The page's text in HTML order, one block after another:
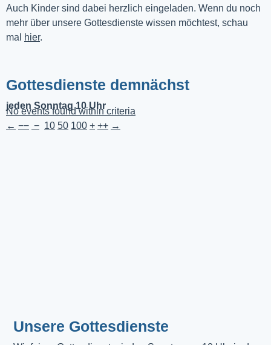
Auch Kinder sind dabei herzlich eingeladen. Wenn du noch
mehr über unsere Gottesdienste wissen möchtest, schau
mal
hier.
Gottesdienste demnächst
jeden Sonntag 10 Uhr
No events found within criteria
← −− − 10 50 100 + ++ →
Unsere Gottesdienste